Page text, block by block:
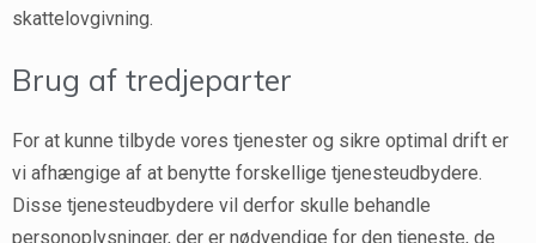
skattelovgivning.
Brug af tredjeparter
For at kunne tilbyde vores tjenester og sikre optimal drift er
vi afhængige af at benytte forskellige tjenesteudbydere.
Disse tjenesteudbydere vil derfor skulle behandle
personoplysninger, der er nødvendige for den tjeneste, de